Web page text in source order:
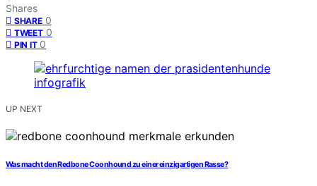
Shares
SHARE 0
TWEET 0
PIN IT 0
UP NEXT
Was macht den Redbone Coonhound zu einer einzigartigen Rasse?